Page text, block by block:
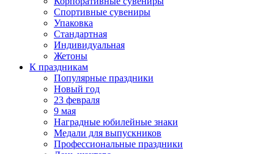
Спортивные сувениры
Упаковка
Стандартная
Индивидуальная
Жетоны
К праздникам
Популярные праздники
Новый год
23 февраля
9 мая
Наградные юбилейные знаки
Медали для выпускников
Профессиональные праздники